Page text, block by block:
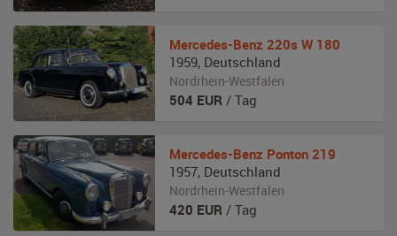
Mercedes-Benz 220s W 180
1959, Deutschland
Nordrhein-Westfalen
504 EUR / Tag
Mercedes-Benz Ponton 219
1957, Deutschland
Nordrhein-Westfalen
420 EUR / Tag